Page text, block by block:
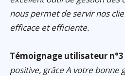
nous permet de servir nos
efficace et efficiente.
Témoignage utilisateur n°3
positive, grâce A votre bonne